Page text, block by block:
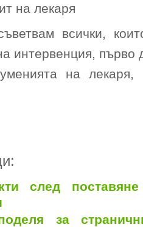
на лекаря
всички,
интервенция, първо
на
след
за